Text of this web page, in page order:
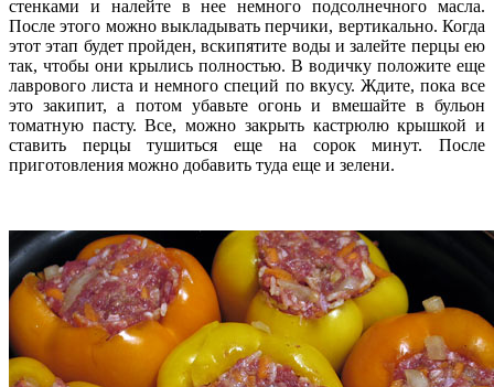
стенками и налейте в нее немного подсолнечного масла.
После этого можно выкладывать перчики, вертикально. Когда
этот этап будет пройден, вскипятите воды и залейте перцы ею
так, чтобы они крылись полностью. В водичку положите еще
лаврового листа и немного специй по вкусу. Ждите, пока все
это закипит, а потом убавьте огонь и вмешайте в бульон
томатную пасту. Все, можно закрыть кастрюлю крышкой и
ставить перцы тушиться еще на сорок минут. После
приготовления можно добавить туда еще и зелени.